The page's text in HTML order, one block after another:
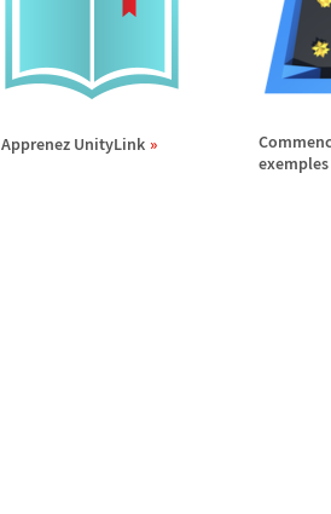
Apprenez UnityLink